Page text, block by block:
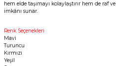
hem elde taşımayı kolaylaştırır hem de raf
imkânı sunar.
Renk Seçenekleri
Mavi
Turuncu
Kırmızı
Yeşil